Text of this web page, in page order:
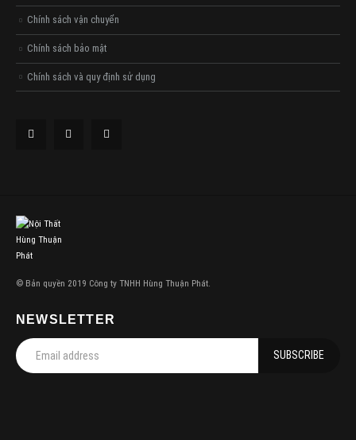
Chính sách vận chuyển
Chính sách bảo mật
Chính sách và quy định sử dụng
© Bản quyền 2019 Công ty TNHH Hùng Thuận Phát.
NEWSLETTER